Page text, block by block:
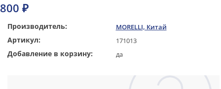
Производитель: MORELLI, Китай
Артикул: 171013
Добавление в корзину: да
800 ₽